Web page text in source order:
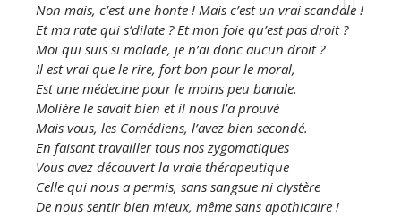
Non mais, c’est une honte ! Mais c’est un vrai scandale !
Et ma rate qui s’dilate ? Et mon foie qu’est pas droit ?
Moi qui suis si malade, je n’ai donc aucun droit ?
Il est vrai que le rire, fort bon pour le moral,
Est une médecine pour le moins peu banale.
Molière le savait bien et il nous l’a prouvé
Mais vous, les Comédiens, l’avez bien secondé.
En faisant travailler tous nos zygomatiques
Vous avez découvert la vraie thérapeutique
Celle qui nous a permis, sans sangsue ni clystère
De nous sentir bien mieux, même sans apothicaire !